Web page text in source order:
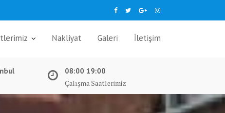
Nakliyat Galeri İletişim
08:00 19:00
Çalışma Saatlerimiz